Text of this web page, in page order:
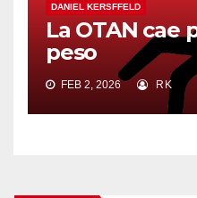
DANIEL KERSFFELD
La OTAN cae
peso
FEB 2, 2026 RK